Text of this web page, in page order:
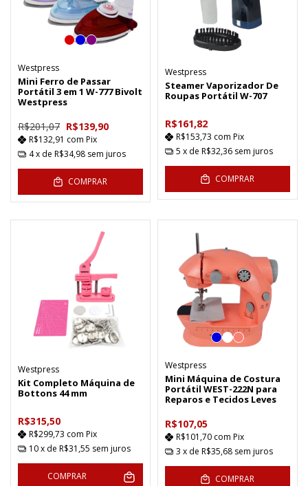
Westpress
Mini Ferro de Passar
Portátil 3 em 1 W-777 Bivolt
Westpress
R$201,07 R$139,90
R$132,91 com Pix
4x de R$34,98 sem juros
COMPRAR
Westpress
Steamer Vaporizador De
Roupas Portátil W-707
R$161,82
R$153,73 com Pix
5 x de R$32,36 sem juros
COMPRAR
Westpress
Kit Completo Máquina de
Bottons 44 mm
R$315,50
R$299,73 com Pix
10x de R$31,55 sem juros
COMPRAR
Westpress
Mini Máquina de Costura
Portátil WEST-222N para
Reparos e Tecidos Leves
R$107,05
R$101,70 com Pix
3 x de R$35,68 sem juros
COMPRAR